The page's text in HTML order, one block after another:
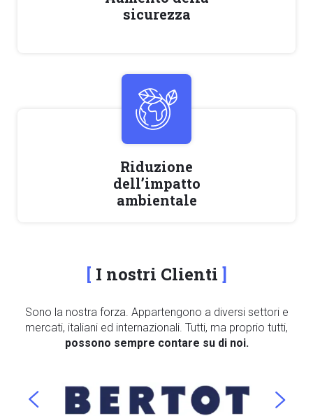
sicurezza
Riduzione
dell’impatto
ambientale
I nostri Clienti
Sono la nostra forza. Appartengono a diversi settori e
mercati, italiani ed internazionali. Tutti, ma proprio tutti,
possono sempre contare su di noi.